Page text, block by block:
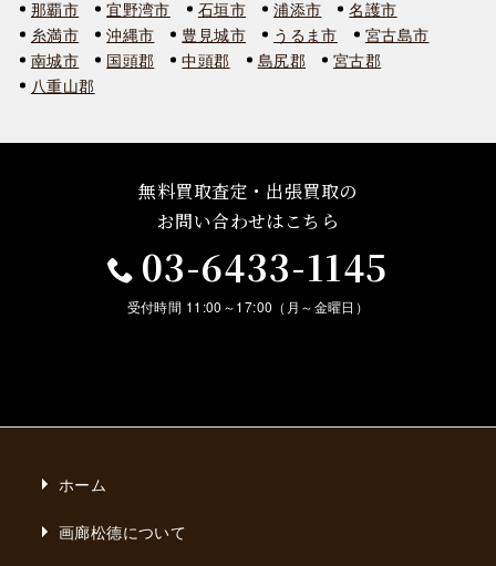
那覇市 宜野湾市 石垣市 浦添市
名護市
糸満市
沖縄市 豊見城市 うるま市
宮古島市
南城市
国頭郡 中頭郡 島尻郡
宮古郡
八重山郡
無料買取査定・出張買取の
お問い合わせはこちら
03-6433-1145
受付時間 11:00～17:00（月～金曜日）
ホーム
画廊松德について